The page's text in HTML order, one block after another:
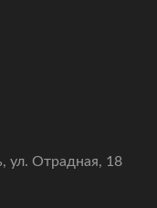
ул. Отрадная, 18